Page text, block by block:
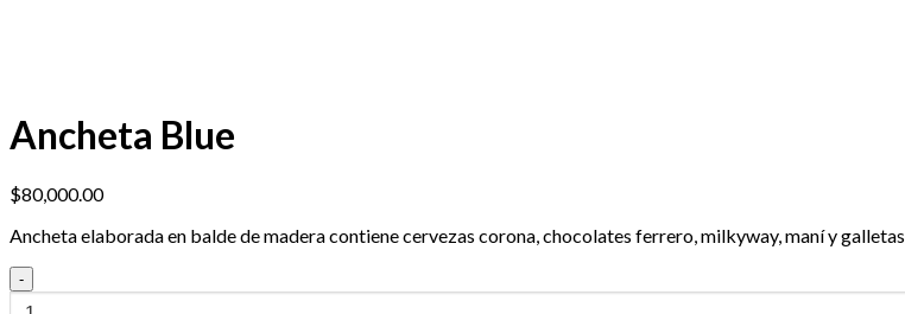
Ancheta Blue
$80,000.00
Ancheta elaborada en balde de madera contiene cervezas corona, chocolates ferrero, milkyway, maní y galletas
Ancheta
Blue